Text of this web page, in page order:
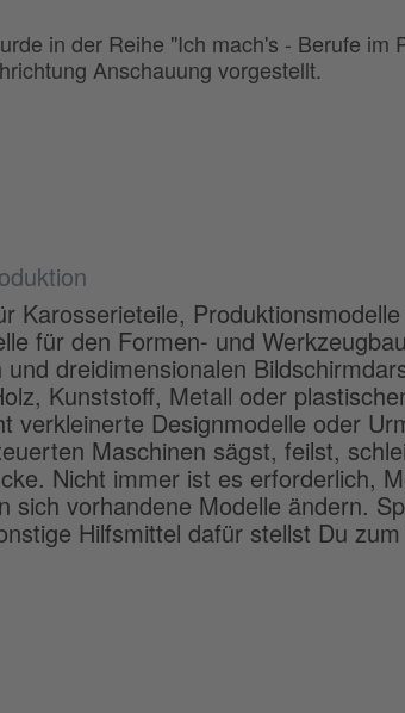
in der Reihe "Ich mach's - Berufe im
Anschauung vorgestellt.
Karosserieteile,
für den Formen- und
dreidimensionalen
Kunststoff, Metall oder
verkleinerte Designmodelle oder
Maschinen sägst, feilst,
Nicht immer ist es erforderlich,
sich vorhandene Modelle ändern.
Hilfsmittel dafür stellst Du